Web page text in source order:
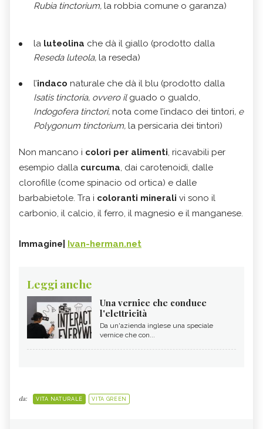
Rubia tinctorium, la robbia comune o garanza)
la luteolina che dà il giallo (prodotto dalla
Reseda luteola, la reseda)
l’indaco naturale che dà il blu (prodotto dalla
Isatis tinctoria, ovvero il guado o gualdo,
Indogofera tinctori, nota come l’indaco dei tintori, e
Polygonum tinctorium, la persicaria dei tintori)
Non mancano i colori per alimenti, ricavabili per
esempio dalla curcuma, dai carotenoidi, dalle
clorofille (come spinacio od ortica) e dalle
barbabietole. Tra i coloranti minerali vi sono il
carbonio, il calcio, il ferro, il magnesio e il manganese.
Immagine| Ivan-herman.net
Leggi anche
Una vernice che conduce
l'elettricità
Da un'azienda inglese una speciale
vernice che con...
da: VITA NATURALE VITA GREEN